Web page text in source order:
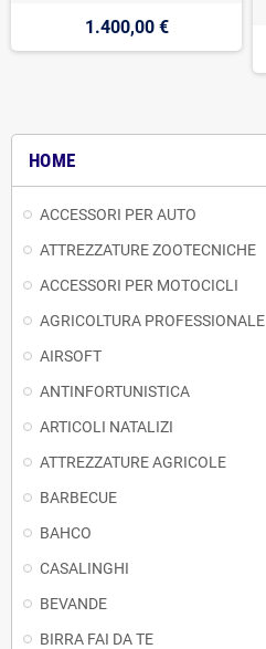
HOME
ACCESSORI PER AUTO
ATTREZZATURE ZOOTECNICHE
ACCESSORI PER MOTOCICLI
AGRICOLTURA PROFESSIONALE
AIRSOFT
ANTINFORTUNISTICA
ARTICOLI NATALIZI
ATTREZZATURE AGRICOLE
BARBECUE
BAHCO
CASALINGHI
BEVANDE
BIRRA FAI DA TE
1.400,00 €